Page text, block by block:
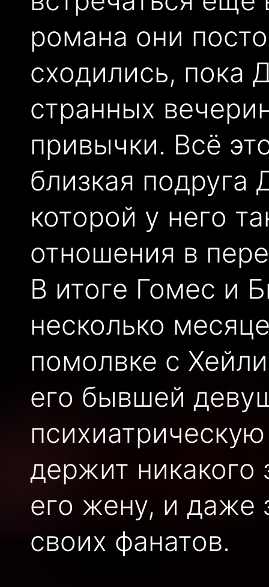
романа они
сходились, пока
странных
привычки. Всё
близкая
которой у него
отношения в
В итоге Гомес и
несколько
помолвке с
его бывшей
держит никакого
его жену, и даже
своих фанатов.